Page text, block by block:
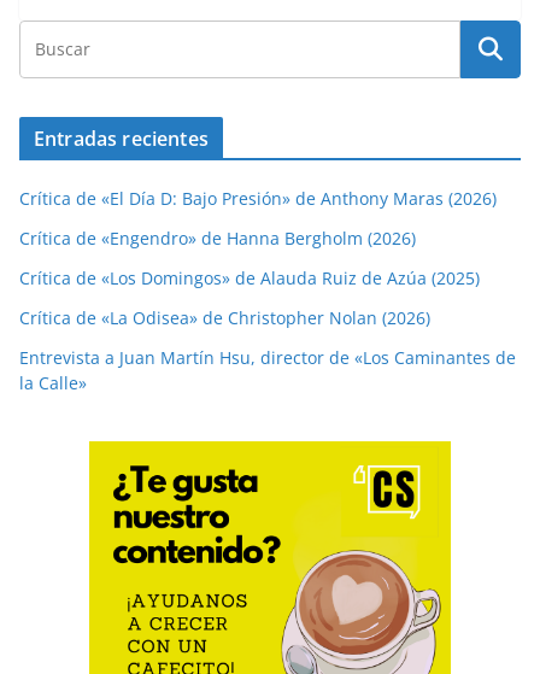
Entradas recientes
Crítica de «El Día D: Bajo Presión» de Anthony Maras (2026)
Crítica de «Engendro» de Hanna Bergholm (2026)
Crítica de «Los Domingos» de Alauda Ruiz de Azúa (2025)
Crítica de «La Odisea» de Christopher Nolan (2026)
Entrevista a Juan Martín Hsu, director de «Los Caminantes de
la Calle»